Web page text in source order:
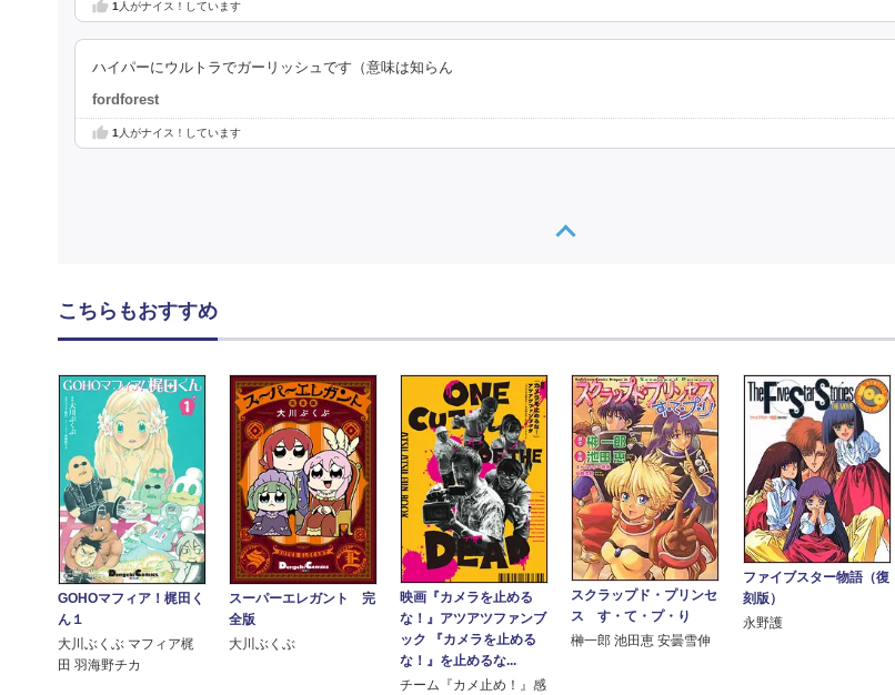
1 人がナイス！しています
ハイパーにウルトラでガーリッシュです（意味は知らん
fordforest
1 人がナイス！しています
こちらもおすすめ
GOHOマフィア！梶田く
ん１
大川ぶくぶ マフィア梶
田 羽海野チカ
スーパーエレガント 完
全版
大川ぶくぶ
映画『カメラを止める
な！』アツアツファンブ
ック 『カメラを止める
な！』を止めるな...
チーム『カメ止め！』感
スクラップド・プリンセ
ス す・て・プ・り
榊一郎 池田恵 安曇雪伸
ファイブスター物語（復
刻版）
永野護